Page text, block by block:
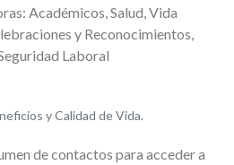
Académicos, Salud, Vida
y Reconocimientos,
Laboral
y Calidad de Vida.
de contactos para acceder a